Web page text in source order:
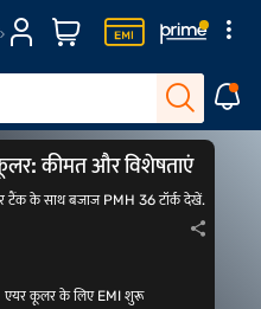
Symphony टावर एयर कूलर्स
कीमत और विशेषताएं
टैंक के साथ बजाज PMH 36 टॉर्क देखें.
एयर कूलर के लिए EMI शुरू